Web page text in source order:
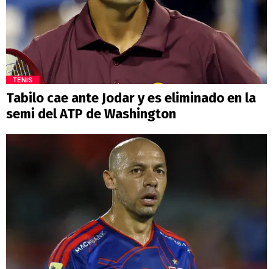
TENIS
Tabilo cae ante Jodar y es eliminado en la
semi del ATP de Washington